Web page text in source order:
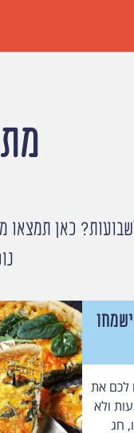
כאן תמצאו
לכם את
ולא
חג